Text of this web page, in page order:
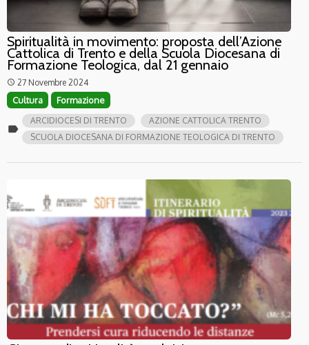
Spiritualità in movimento: proposta dell’Azione
Cattolica di Trento e della Scuola Diocesana di
Formazione Teologica, dal 21 gennaio
access_time 27 Novembre 2024
Cultura Formazione
label
ARCIDIOCESI DI TRENTO
AZIONE CATTOLICA TRENTO
SCUOLA DIOCESANA DI FORMAZIONE TEOLOGICA DI TRENTO